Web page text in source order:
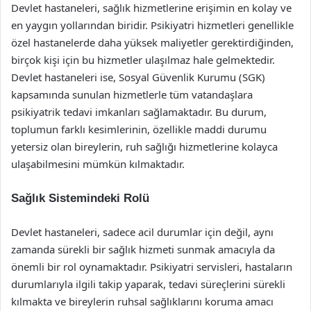
Devlet hastaneleri, sağlık hizmetlerine erişimin en kolay ve
en yaygın yollarından biridir. Psikiyatri hizmetleri genellikle
özel hastanelerde daha yüksek maliyetler gerektirdiğinden,
birçok kişi için bu hizmetler ulaşılmaz hale gelmektedir.
Devlet hastaneleri ise, Sosyal Güvenlik Kurumu (SGK)
kapsamında sunulan hizmetlerle tüm vatandaşlara
psikiyatrik tedavi imkanları sağlamaktadır. Bu durum,
toplumun farklı kesimlerinin, özellikle maddi durumu
yetersiz olan bireylerin, ruh sağlığı hizmetlerine kolayca
ulaşabilmesini mümkün kılmaktadır.
Sağlık Sistemindeki Rolü
Devlet hastaneleri, sadece acil durumlar için değil, aynı
zamanda sürekli bir sağlık hizmeti sunmak amacıyla da
önemli bir rol oynamaktadır. Psikiyatri servisleri, hastaların
durumlarıyla ilgili takip yaparak, tedavi süreçlerini sürekli
kılmakta ve bireylerin ruhsal sağlıklarını koruma amacı